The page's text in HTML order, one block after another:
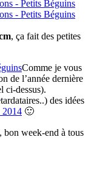
, ça fait des petites
Comme je vous
de l’année dernière
ci-dessus).
des idées
2014 🙂
week-end à tous